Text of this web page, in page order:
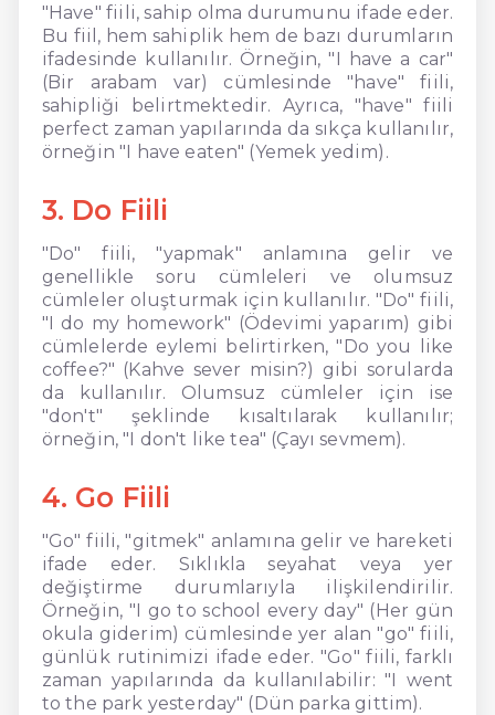
"Have" fiili, sahip olma durumunu ifade eder.
Bu fiil, hem sahiplik hem de bazı durumların
ifadesinde kullanılır. Örneğin, "I have a car"
(Bir arabam var) cümlesinde "have" fiili,
sahipliği belirtmektedir. Ayrıca, "have" fiili
perfect zaman yapılarında da sıkça kullanılır,
örneğin "I have eaten" (Yemek yedim).
3. Do Fiili
"Do" fiili, "yapmak" anlamına gelir ve
genellikle soru cümleleri ve olumsuz
cümleler oluşturmak için kullanılır. "Do" fiili,
"I do my homework" (Ödevimi yaparım) gibi
cümlelerde eylemi belirtirken, "Do you like
coffee?" (Kahve sever misin?) gibi sorularda
da kullanılır. Olumsuz cümleler için ise
"don't" şeklinde kısaltılarak kullanılır;
örneğin, "I don't like tea" (Çayı sevmem).
4. Go Fiili
"Go" fiili, "gitmek" anlamına gelir ve hareketi
ifade eder. Sıklıkla seyahat veya yer
değiştirme durumlarıyla ilişkilendirilir.
Örneğin, "I go to school every day" (Her gün
okula giderim) cümlesinde yer alan "go" fiili,
günlük rutinimizi ifade eder. "Go" fiili, farklı
zaman yapılarında da kullanılabilir: "I went
to the park yesterday" (Dün parka gittim).